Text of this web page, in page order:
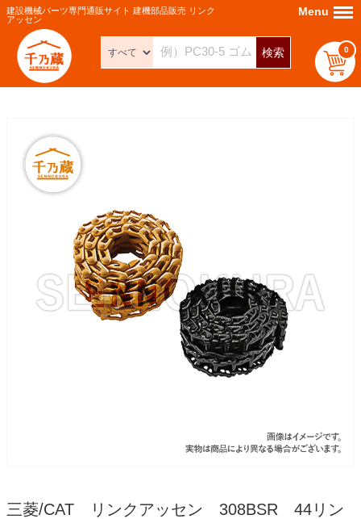
建設機械パーツ専門通販サイト 建機部品販売 リンク
アッセン
検索 0
Menu Menu
三菱/CAT リンクアッセン 308BSR 44リン